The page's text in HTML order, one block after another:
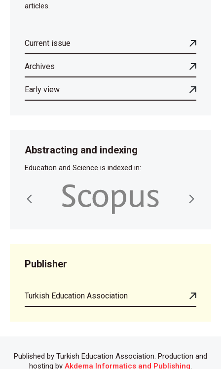
articles.
Current issue
Archives
Early view
Abstracting and indexing
Education and Science is indexed in:
Publisher
Turkish Education Association
Published by Turkish Education Association. Production and
hosting by Akdema Informatics and Publishing.